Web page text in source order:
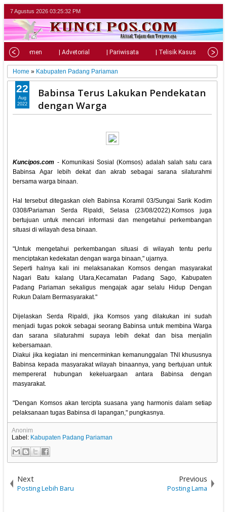
7 Agustus 2026 03:25:33 PM
| Parlemen | Advetorial | Pariwisata | Telisik Kasus |
Home » Kabupaten Padang Pariaman
Babinsa Terus Lakukan Pendekatan
dengan Warga
Kuncipos.com - Komunikasi Sosial (Komsos) adalah salah satu cara
Babinsa Agar lebih dekat dan akrab sebagai sarana silaturahmi
bersama warga binaan.
Hal tersebut ditegaskan oleh Babinsa Koramil 03/Sungai Sarik Kodim
0308/Pariaman Serda Ripaldi, Selasa (23/08/2022).Komsos juga
bertujuan untuk mencari informasi dan mengetahui perkembangan
situasi di wilayah desa binaan.
"Untuk mengetahui perkembangan situasi di wilayah tentu perlu
menciptakan kedekatan dengan warga binaan," ujarnya.
Seperti halnya kali ini melaksanakan Komsos dengan masyarakat
Nagari Batu kalang Utara,Kecamatan Padang Sago, Kabupaten
Padang Pariaman sekaligus mengajak agar selalu Hidup Dengan
Rukun Dalam Bermasyarakat."
Dijelaskan Serda Ripaldi, jika Komsos yang dilakukan ini sudah
menjadi tugas pokok sebagai seorang Babinsa untuk membina Warga
dan sarana silaturahmi supaya lebih dekat dan bisa menjalin
kebersamaan.
Diakui jika kegiatan ini mencerminkan kemanunggalan TNI khususnya
Babinsa kepada masyarakat wilayah binaannya, yang bertujuan untuk
mempererat hubungan kekeluargaan antara Babinsa dengan
masyarakat.
"Dengan Komsos akan tercipta suasana yang harmonis dalam setiap
pelaksanaan tugas Babinsa di lapangan," pungkasnya.
22
Aug
2022
Anonim
Label: Kabupaten Padang Pariaman
Next
Posting Lebih Baru
Previous
Posting Lama